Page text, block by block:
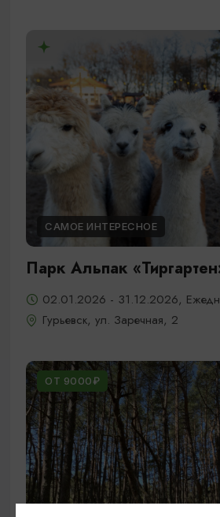
САМОЕ ИНТЕРЕСНОЕ
Парк Альпак
02.01.2026 - 31.12.2026,
Гурьевск, ул. Заречная, 2
ОТ 9000₽